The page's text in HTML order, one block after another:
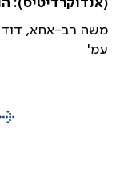
(אנדוקרדיטיס):
משה רב-אחא, דוד
עמ'